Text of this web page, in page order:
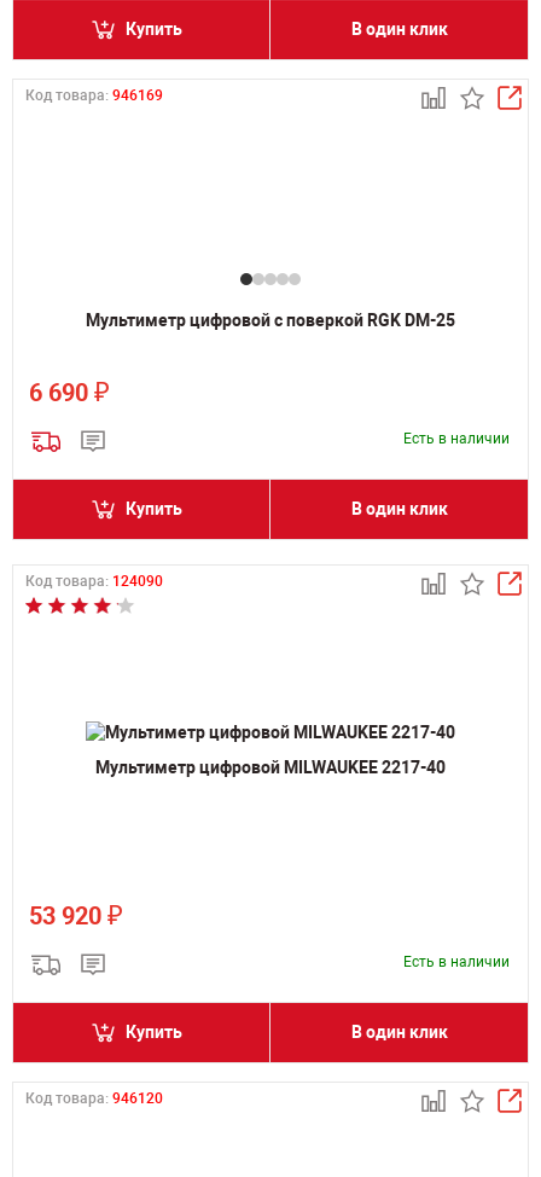
Купить В один клик
Код товара: 946169
Мультиметр цифровой с поверкой RGK DM-25
6 690 ₽
Есть в наличии
Купить В один клик
Код товара: 124090
Мультиметр цифровой MILWAUKEE 2217-40
53 920 ₽
Есть в наличии
Купить В один клик
Код товара: 946120